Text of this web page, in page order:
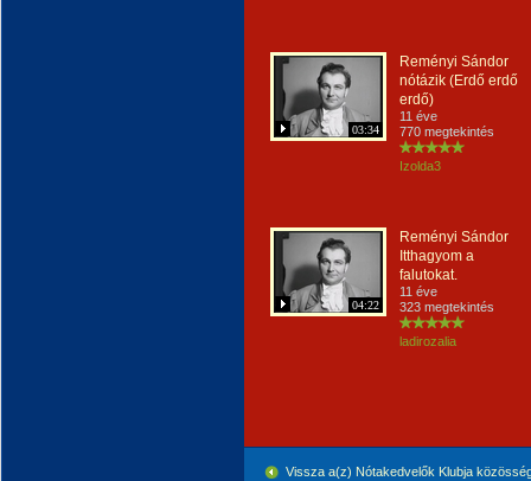
03:34
Reményi Sándor
nótázik (Erdő erdő
erdő)
11 éve
770 megtekintés
Izolda3
04:22
Reményi Sándor
Itthagyom a
falutokat.
11 éve
323 megtekintés
ladirozalia
Vissza a(z) Nótakedvelők Klubja